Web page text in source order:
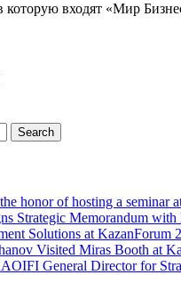
входят «Мир
Search
honor of hosting a seminar
Strategic Memorandum
Solutions at KazanForum
Visited Miras Booth at
General Director for